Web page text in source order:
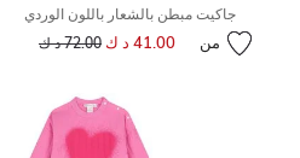
جاكيت مبطن بالشعار باللون الوردي
من 41.00 د ك سعر مخفض من
72.00 د ك إلى